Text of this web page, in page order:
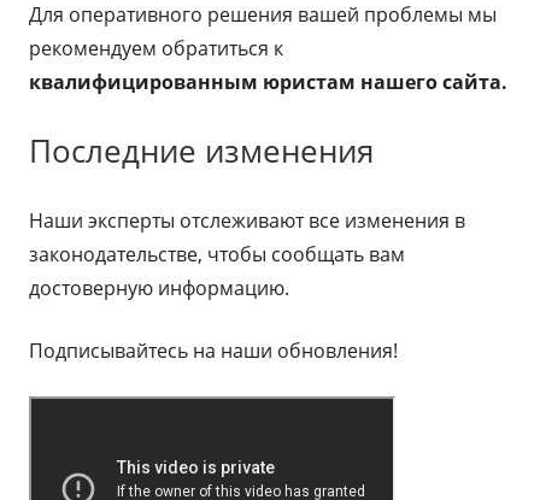
Для оперативного решения вашей проблемы мы
рекомендуем обратиться к
квалифицированным юристам нашего сайта.
Последние изменения
Наши эксперты отслеживают все изменения в
законодательстве, чтобы сообщать вам
достоверную информацию.
Подписывайтесь на наши обновления!